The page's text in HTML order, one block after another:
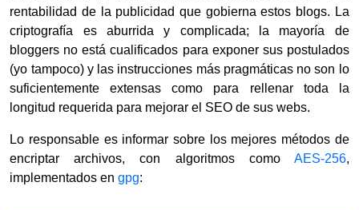
rentabilidad de la publicidad que gobierna estos blogs. La
criptografía es aburrida y complicada; la mayoría de
bloggers no está cualificados para exponer sus postulados
(yo tampoco) y las instrucciones más pragmáticas no son lo
suficientemente extensas como para rellenar toda la
longitud requerida para mejorar el SEO de sus webs.
Lo responsable es informar sobre los mejores métodos de
encriptar archivos, con algoritmos como AES-256,
implementados engpg: